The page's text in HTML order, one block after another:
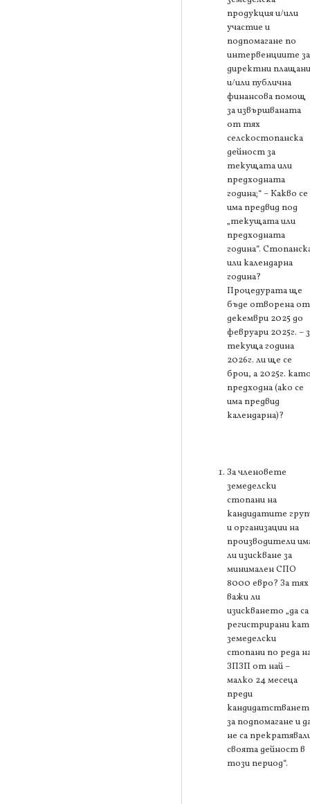
продукция и/или
участие и
подпомагане по
интервенциите за
директни
и/или публична
финансова помощ
за извършваната
от тях
селскостопанска
дейност за
текущата или
предходната
година;“ – Какво се
има предвид под
„текущата или
предходната
година“.
или календарна
година?
Процедурата ще
бъде отворена от
декември 2025 до
февруари 2025г. –
текуща година
2026г. ли ще се
брои, а 2025г.
предходна (ако се
има предвид
календарна)?
За членовете
земеделски
стопани на
кандидатите
и организации на
производители
ли изискване за
минимален СПО
8000 евро? За тях
важи ли
изискването „да са
регистрирани
земеделски
стопани по реда
ЗПЗП от най –
малко 24 месеца
преди
за подпомагане и
не са
своята дейност в
този период“.